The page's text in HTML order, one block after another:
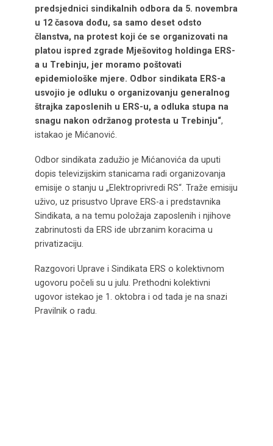
predsjednici sindikalnih odbora da 5. novembra
u 12 časova dođu, sa samo deset odsto
članstva, na protest koji će se organizovati na
platou ispred zgrade Mješovitog holdinga ERS-
a u Trebinju, jer moramo poštovati
epidemiološke mjere. Odbor sindikata ERS-a
usvojio je odluku o organizovanju generalnog
štrajka zaposlenih u ERS-u, a odluka stupa na
snagu nakon održanog protesta u Trebinju“,
istakao je Mićanović.
Odbor sindikata zadužio je Mićanovića da uputi
dopis televizijskim stanicama radi organizovanja
emisije o stanju u „Elektroprivredi RS“. Traže emisiju
uživo, uz prisustvo Uprave ERS-a i predstavnika
Sindikata, a na temu položaja zaposlenih i njihove
zabrinutosti da ERS ide ubrzanim koracima u
privatizaciju.
Razgovori Uprave i Sindikata ERS o kolektivnom
ugovoru počeli su u julu. Prethodni kolektivni
ugovor istekao je 1. oktobra i od tada je na snazi
Pravilnik o radu.